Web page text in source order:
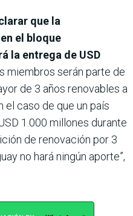
que la
el bloque
la entrega de USD
miembros serán parte de
de 3 años renovables a
el caso de que un país
1.000 millones durante
de renovación por 3
no hará ningún aporte”,